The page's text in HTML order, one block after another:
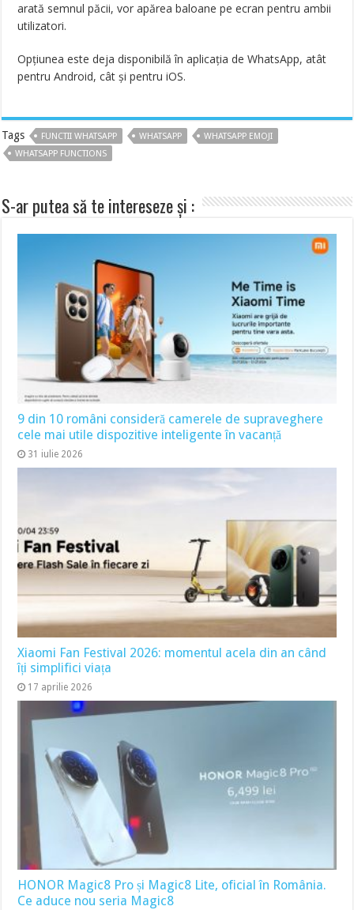
arată semnul păcii, vor apărea baloane pe ecran pentru ambii
utilizatori.
Opțiunea este deja disponibilă în aplicația de WhatsApp, atât
pentru Android, cât și pentru iOS.
Tags FUNCTII WHATSAPP WHATSAPP
WHATSAPP EMOJI
WHATSAPP FUNCTIONS
S-ar putea să te intereseze și :
9 din 10 români consideră camerele de supraveghere
cele mai utile dispozitive inteligente în vacanță
31 iulie 2026
Xiaomi Fan Festival 2026: momentul acela din an când
îți simplifici viața
17 aprilie 2026
HONOR Magic8 Pro și Magic8 Lite, oficial în România.
Ce aduce nou seria Magic8